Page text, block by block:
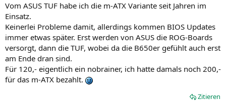
Vom ASUS TUF habe ich die m-ATX Variante seit Jahren im
Einsatz.
Keinerlei Probleme damit, allerdings kommen BIOS Updates
immer etwas später. Erst werden von ASUS die ROG-Boards
versorgt, dann die TUF, wobei da die B650er gefühlt auch erst
am Ende dran sind.
Für 120,- eigentlich ein nobrainer, ich hatte damals noch 200,-
für das m-ATX bezahlt.
Zitieren